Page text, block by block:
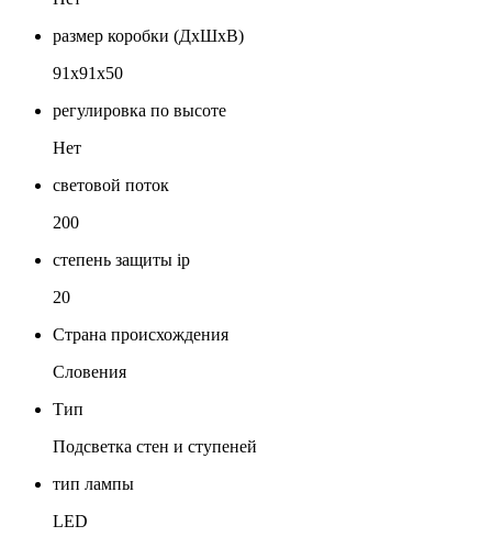
размер коробки (ДхШхВ)
91х91х50
регулировка по высоте
Нет
световой поток
200
степень защиты ip
20
Страна происхождения
Словения
Тип
Подсветка стен и ступеней
тип лампы
LED